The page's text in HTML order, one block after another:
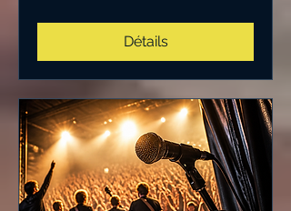
Détails